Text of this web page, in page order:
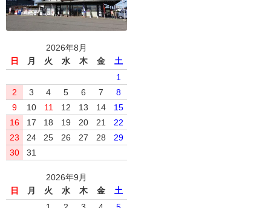
2026年8月
日
月 火 水 木 金
土
1
2
3 4 5 6 7
8
9
10 11 12 13 14
15
16
17 18 19 20 21
22
23
24 25 26 27 28
29
30
31
2026年9月
日
月 火 水 木 金
土